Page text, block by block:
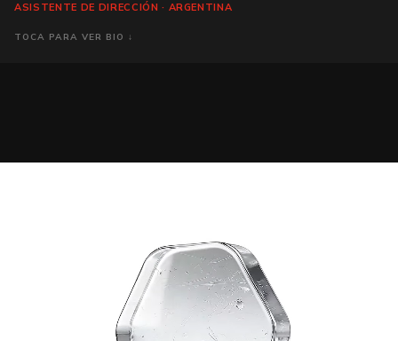
ASISTENTE DE DIRECCIÓN · ARGENTINA